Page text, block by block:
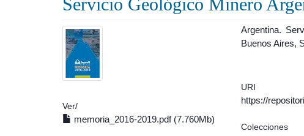
Ver/
memoria_2016-2019.pdf (7.760Mb)
Argentina.
Buenos Aires,
URI
https://
Colecciones